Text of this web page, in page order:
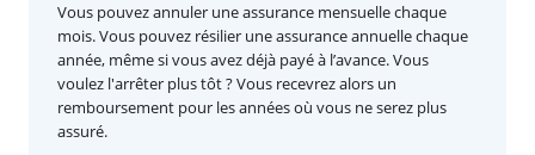
Vous pouvez annuler une assurance mensuelle chaque
mois. Vous pouvez résilier une assurance annuelle chaque
année, même si vous avez déjà payé à l’avance. Vous
voulez l'arrêter plus tôt ? Vous recevrez alors un
remboursement pour les années où vous ne serez plus
assuré.